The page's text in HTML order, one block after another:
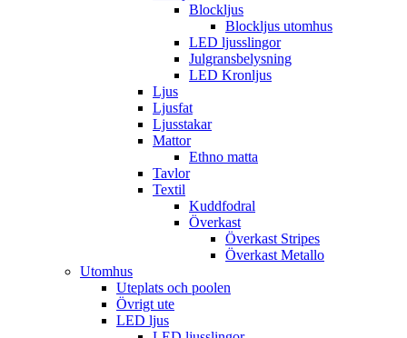
Blockljus
Blockljus utomhus
LED ljusslingor
Julgransbelysning
LED Kronljus
Ljus
Ljusfat
Ljusstakar
Mattor
Ethno matta
Tavlor
Textil
Kuddfodral
Överkast
Överkast Stripes
Överkast Metallo
Utomhus
Uteplats och poolen
Övrigt ute
LED ljus